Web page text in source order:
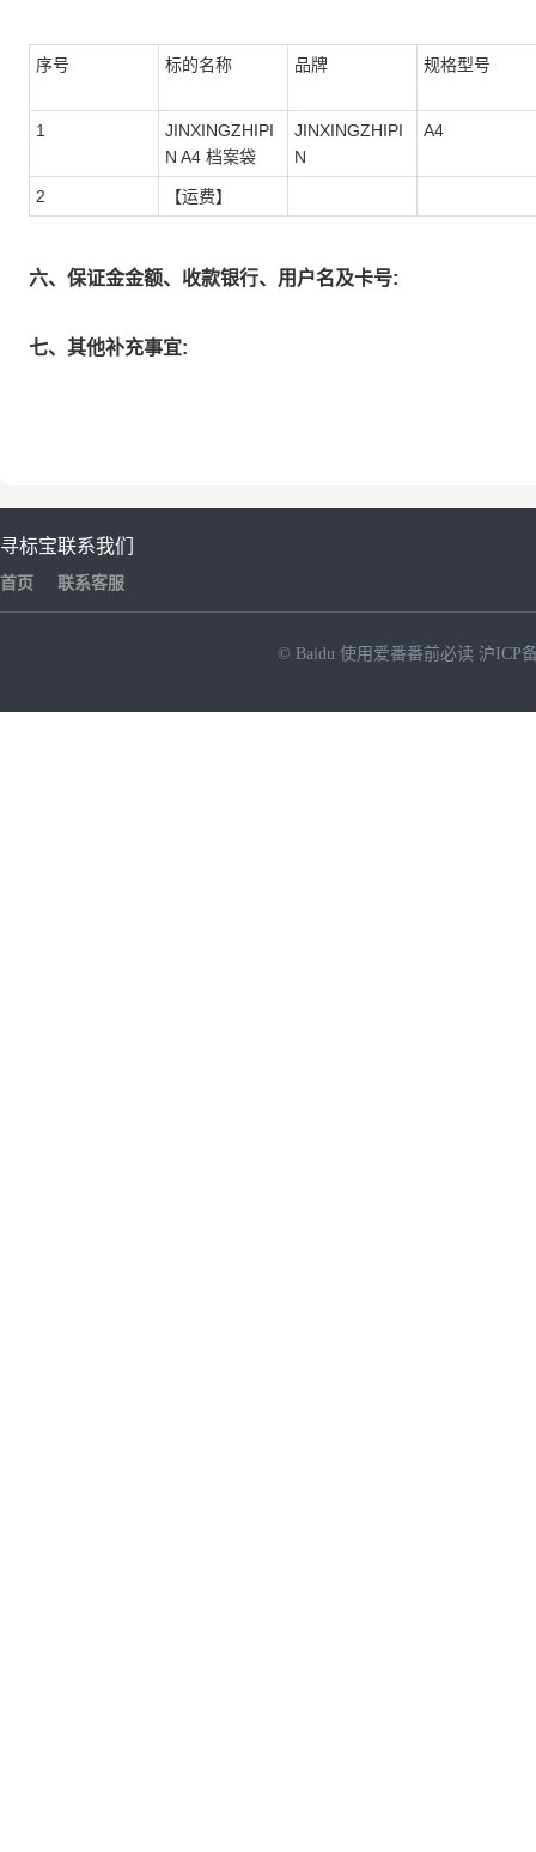
序号 标的名称 品牌 规格型号
1
JINXINGZHIPI
N A4 档案袋
JINXINGZHIPI
N
A4
2 【运费】
六、保证金金额、收款银行、用户名及卡号:
七、其他补充事宜:
寻标宝
首页
联系我们
联系客服
© Baidu 使用爱番番前必读 沪ICP